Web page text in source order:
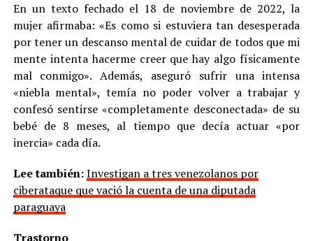
En un texto fechado el 18 de noviembre de 2022, la
mujer afirmaba: «Es como si estuviera tan desesperada
por tener un descanso mental de cuidar de todos que mi
mente intenta hacerme creer que hay algo físicamente
mal conmigo». Además, aseguró sufrir una intensa
«niebla mental», temía no poder volver a trabajar y
confesó sentirse «completamente desconectada» de su
bebé de 8 meses, al tiempo que decía actuar «por
inercia» cada día.
Lee también:Investigan a tres venezolanos por
ciberataque que vació la cuenta de una diputada
paraguaya
Trastorno